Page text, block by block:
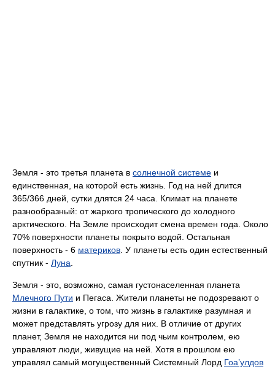
Земля - это третья планета в солнечной системе и
единственная, на которой есть жизнь. Год на ней длится
365/366 дней, сутки длятся 24 часа. Климат на планете
разнообразный: от жаркого тропического до холодного
арктического. На Земле происходит смена времен года. Около
70% поверхности планеты покрыто водой. Остальная
поверхность - 6 материков . У планеты есть один естественный
спутник - Луна
Земля - это, возможно, самая густонаселенная планета
Млечного Пути и Пегаса. Жители планеты не подозревают о
жизни в галактике, о том, что жизнь в галактике разумная и
может представлять угрозу для них. В отличие от других
планет, Земля не находится ни под чьим контролем, ею
управляют люди, живущие на ней. Хотя в прошлом ею
управлял самый могущественный Системный Лорд Гоа’улдов